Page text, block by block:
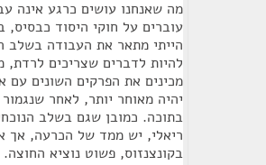
מה שאנחנו עושים כרגע אינה
עוברים על חוקי היסוד כבסיס,
הייתי מתאר את העבודה בשלב
להיות לדברים שצריכים לרדת,
מכינים את הפרקים השונים
יהיה מאוחר יותר, לאחר
בתוכה. כמובן שגם בשלב
ריאלי, יש ממד של הכרעה, אך
בקונצנזוס, פשוט נוציא החוצה.